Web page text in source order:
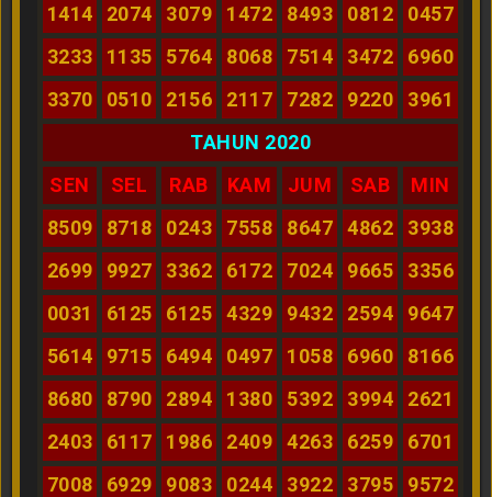
1414
2074 3079 1472 8493 0812
0457
3233
1135 5764 8068 7514 3472
6960
3370
0510 2156 2117 7282 9220
3961
TAHUN 2020
SEN
SEL RAB KAM JUM SAB
MIN
8509
8718 0243 7558 8647 4862
3938
2699
9927 3362 6172 7024 9665
3356
0031
6125 6125 4329 9432 2594
9647
5614
9715 6494 0497 1058 6960
8166
8680
8790 2894 1380 5392 3994
2621
2403
6117 1986 2409 4263 6259
6701
7008
6929 9083 0244 3922 3795
9572